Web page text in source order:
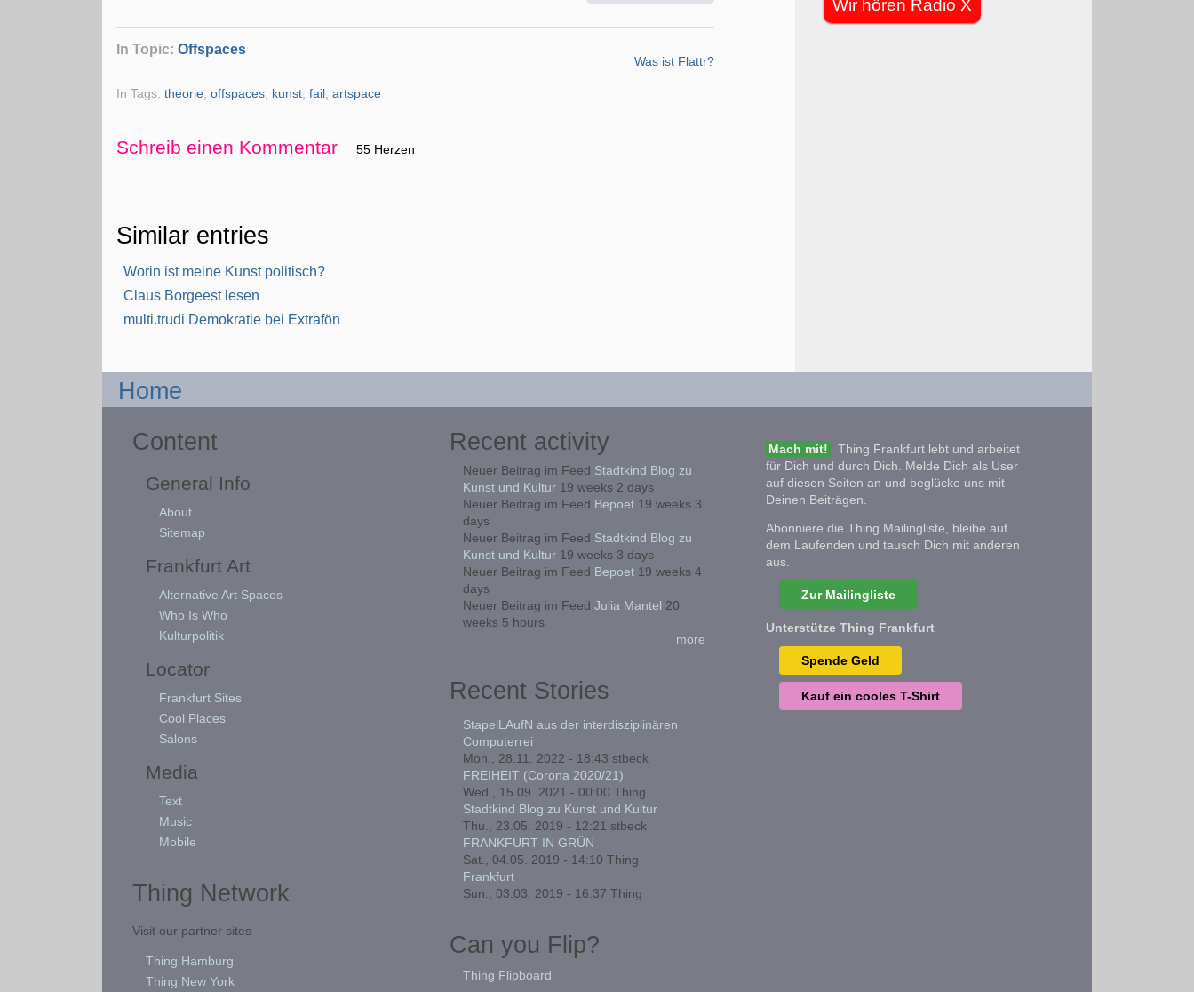
In Topic:Offspaces
In Tags:theorie ,offspaces kunst ,fail ,artspace
Was ist Flattr?
Schreib einen Kommentar 55 Herzen
Similar entries
Worin ist meine Kunst politisch?
Claus Borgeest lesen
multi.trudi Demokratie bei Extrafön
Wir hören Radio X
Home
Content
General Info
About
Sitemap
Frankfurt Art
Alternative Art Spaces
Who Is Who
Kulturpolitik
Locator
Frankfurt Sites
Cool Places
Salons
Media
Text
Music
Mobile
Thing Network
Visit our partner sites
Thing Hamburg
Thing New York
Recent activity
Neuer Beitrag im Feed Stadtkind Blog zu
Kunst und Kultur19 weeks 2 days
Neuer Beitrag im Feed Bepoet19 weeks 3
days
Neuer Beitrag im Feed Stadtkind Blog zu
Kunst und Kultur19 weeks 3 days
Neuer Beitrag im Feed Bepoet19 weeks 4
days
Neuer Beitrag im Feed Julia Mantel 20
weeks 5 hours
more
Recent Stories
StapelLAufN aus der interdisziplinären
Computerrei
Mon., 28.11. 2022 - 18:43 stbeck
FREIHEIT (Corona 2020/21)
Wed., 15.09. 2021 - 00:00 Thing
Stadtkind Blog zu Kunst und Kultur
Thu., 23.05. 2019 - 12:21 stbeck
FRANKFURT IN GRÜN
Sat., 04.05. 2019 - 14:10 Thing
Frankfurt
Sun., 03.03. 2019 - 16:37 Thing
Can you Flip?
Thing Flipboard
Mach mit!
Thing Frankfurt lebt und arbeitet
für Dich und durch Dich. Melde Dich als User
auf diesen Seiten an und beglücke uns mit
Deinen Beiträgen.
Abonniere die Thing Mailingliste, bleibe auf
dem Laufenden und tausch Dich mit anderen
aus.
Zur Mailingliste
Unterstütze Thing Frankfurt
Spende Geld
Kauf ein cooles T-Shirt